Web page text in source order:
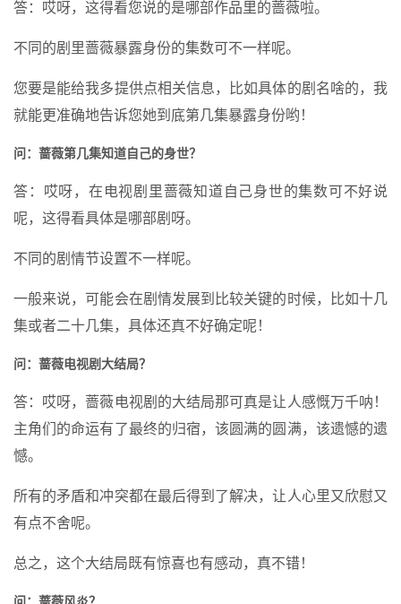
答：哎呀，这得看您说的是哪部作品里的蔷薇啦。
不同的剧里蔷薇暴露身份的集数可不一样呢。
您要是能给我多提供点相关信息，比如具体的剧名啥的，我
就能更准确地告诉您她到底第几集暴露身份哟！
问：蔷薇第几集知道自己的身世？
答：哎呀，在电视剧里蔷薇知道自己身世的集数可不好说
呢，这得看具体是哪部剧呀。
不同的剧情节设置不一样呢。
一般来说，可能会在剧情发展到比较关键的时候，比如十几
集或者二十几集，具体还真不好确定呢！
问：蔷薇电视剧大结局？
答：哎呀，蔷薇电视剧的大结局那可真是让人感慨万千呐！
主角们的命运有了最终的归宿，该圆满的圆满，该遗憾的遗
憾。
所有的矛盾和冲突都在最后得到了解决，让人心里又欣慰又
有点不舍呢。
总之，这个大结局既有惊喜也有感动，真不错！